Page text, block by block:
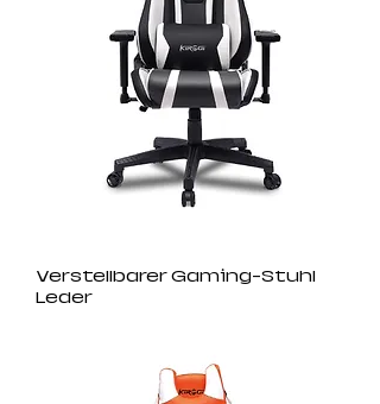
Verstellbarer Gaming-Stuhl
Leder